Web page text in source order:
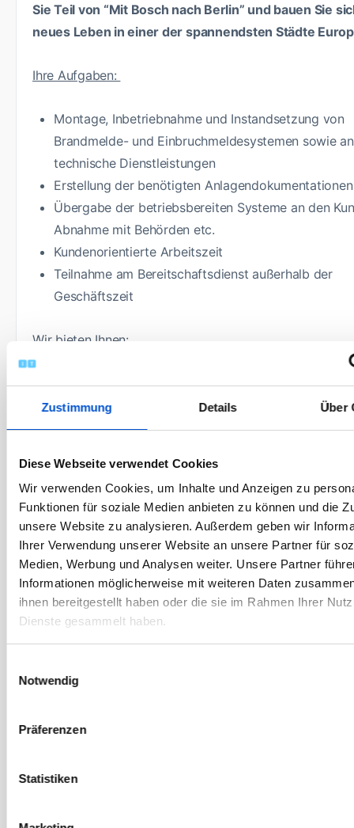
Zustimmung Details Über
Diese Webseite verwendet Cookies
Wir verwenden Cookies, um Inhalte und Anzeigen zu
Funktionen für soziale Medien anbieten zu können und die
unsere Website zu analysieren. Außerdem geben wir
Ihrer Verwendung unserer Website an unsere Partner für
Medien, Werbung und Analysen weiter. Unsere Partner
Informationen möglicherweise mit weiteren Daten
ihnen bereitgestellt haben oder die sie im Rahmen Ihrer
Dienste gesammelt haben.
Notwendig
Präferenzen
Statistiken
Sie Teil von “Mit Bosch nach Berlin” und bauen Sie
neues Leben in einer der spannendsten Städte
Ihre Aufgaben:
Montage, Inbetriebnahme und Instandsetzung von
Brandmelde- und Einbruchmeldesystemen sowie
technische Dienstleistungen
Erstellung der benötigten
Übergabe der betriebsbereiten Systeme an den
Abnahme mit Behörden etc.
Kundenorientierte Arbeitszeit
Teilnahme am Bereitschaftsdienst außerhalb der
Geschäftszeit
Wir bieten Ihnen:
Ihre Wohnregion als Einsatzgebiet (im Raum Berlin /
Brandenburg)
Eine interessante vielseitige Tätigkeit mit
Leistungsorientierte Entlohnung und
30 Tage Urlaub und flexible Arbeitszeiten
Firmen-KFZ mit der Möglichkeit zur bundesweiten
Privatnutzung
Laptop und Smartphone mit der Möglichkeit zur
Privatnutzung
Hochwertige Ausstattung an Arbeitsmitteln
Umfangreiche Fortbildungsangebote und
Paten- & Einarbeitungsprogramm ab dem 1.
Sie aktiv bei Ihrem Umzug nach Berlin. Sprechen